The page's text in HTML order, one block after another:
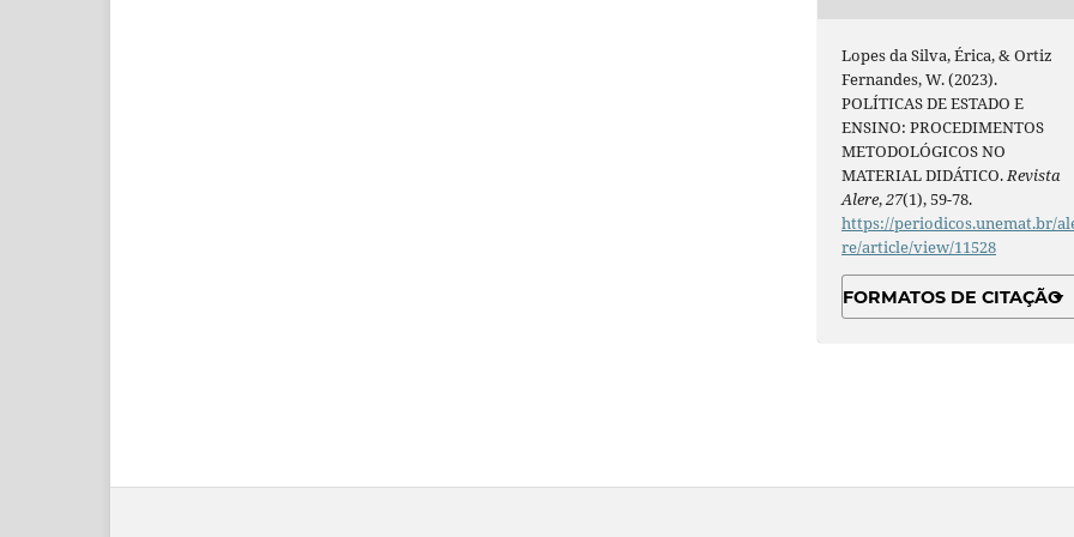
Lopes da Silva, Érica, & Ortiz
Fernandes, W. (2023).
POLÍTICAS DE ESTADO E
ENSINO: PROCEDIMENTOS
METODOLÓGICOS NO
MATERIAL DIDÁTICO.Revista
Alere,27(1), 59-78.
https://periodicos.unemat.br/
re/article/view/11528
FORMATOS DE CITAÇÃO